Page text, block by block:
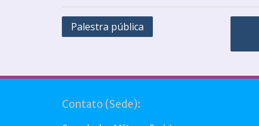
Palestra pública
Contato (Sede):